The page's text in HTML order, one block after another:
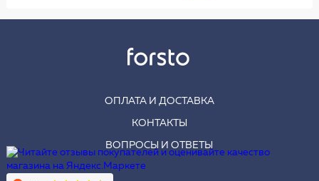
ОПЛАТА И ДОСТАВКА
КОНТАКТЫ
ВОПРОСЫ И ОТВЕТЫ